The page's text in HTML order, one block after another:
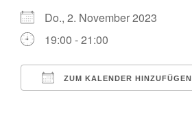
Do., 2. November 2023
19:00 - 21:00
ZUM KALENDER HINZUFÜGEN